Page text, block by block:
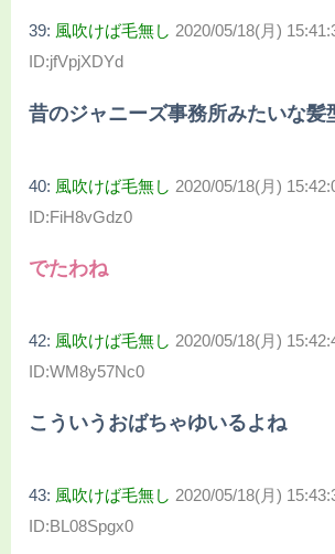
39: 風吹けば毛無し 2020/05/18(月)
ID:jfVpjXDYd
昔のジャニーズ事務所みたいな髪
40: 風吹けば毛無し 2020/05/18(月)
ID:FiH8vGdz0
でたわね
42: 風吹けば毛無し 2020/05/18(月)
ID:WM8y57Nc0
こういうおばちゃゆいるよね
43: 風吹けば毛無し 2020/05/18(月)
ID:BL08Spgx0